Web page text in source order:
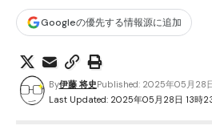
Googleの優先する情報源に追加
Last Updated: 2025年05月28日 13時
By伊藤 将史Published: 2025年05月28